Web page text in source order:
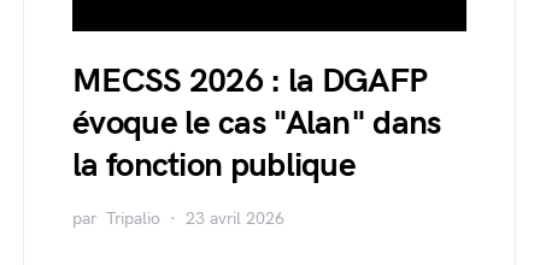
MECSS 2026 : la DGAFP
évoque le cas "Alan" dans
la fonction publique
par Tripalio 23 avril 2026